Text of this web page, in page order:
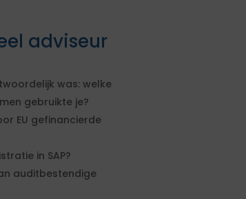
adviseur
was: welke
gebruikte je?
EU gefinancierde
in SAP?
auditbestendige